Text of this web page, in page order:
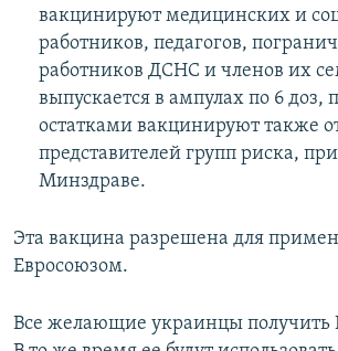
вакцинируют медицинских и
работников, педагогов,
работников ДСНС и членов их
выпускается в ампулах по 6 доз,
остатками вакцинируют также
представителей групп риска,
Минздраве.
Эта вакцина разрешена для
Евросоюзом.
Все желающие украинцы получить